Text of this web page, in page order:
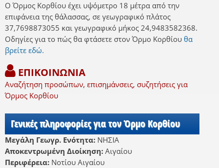
Ο Όρμος Κορθίου έχει υψόμετρο 18 μέτρα από την
επιφάνεια της θάλασσας, σε γεωγραφικό πλάτος
37,7698873055 και γεωγραφικό μήκος 24,9483582368.
Οδηγίες για το πώς θα φτάσετε στον Όρμο Κορθίου θα
βρείτε εδώ.
ΕΠΙΚΟΙΝΩΝΙΑ
Αναζήτηση προσώπων, επισημάνσεις, συζητήσεις για
Όρμος Κορθίου
Γενικές πληροφορίες για τον Όρμο Κορθίου
Μεγάλη Γεωγρ. Ενότητα: ΝΗΣΙΑ
Αποκεντρωμένη Διοίκηση: Αιγαίου
Περιφέρεια: Νοτίου Αιγαίου